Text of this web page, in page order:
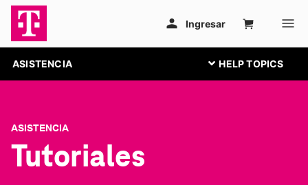
ASISTENCIA
ASISTENCIA
Tutoriales